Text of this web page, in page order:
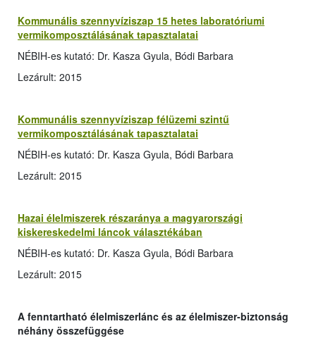
Kommunális szennyvíziszap 15 hetes laboratóriumi
vermikomposztálásának tapasztalatai
NÉBIH-es kutató: Dr. Kasza Gyula, Bódi Barbara
Lezárult: 2015
Kommunális szennyvíziszap félüzemi szintű
vermikomposztálásának tapasztalatai
NÉBIH-es kutató: Dr. Kasza Gyula, Bódi Barbara
Lezárult: 2015
Hazai élelmiszerek részaránya a magyarországi
kiskereskedelmi láncok választékában
NÉBIH-es kutató: Dr. Kasza Gyula, Bódi Barbara
Lezárult: 2015
A fenntartható élelmiszerlánc és az élelmiszer-biztonság
néhány összefüggése